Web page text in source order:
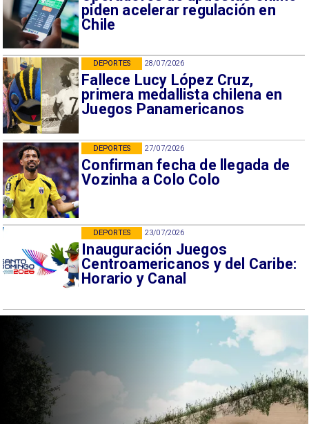
piden acelerar regulación en
Chile
28/07/2026
Fallece Lucy López Cruz,
primera medallista chilena en
Juegos Panamericanos
DEPORTES
27/07/2026
Confirman fecha de llegada de
Vozinha a Colo Colo
DEPORTES
23/07/2026
Inauguración Juegos
Centroamericanos y del Caribe:
Horario y Canal
DEPORTES